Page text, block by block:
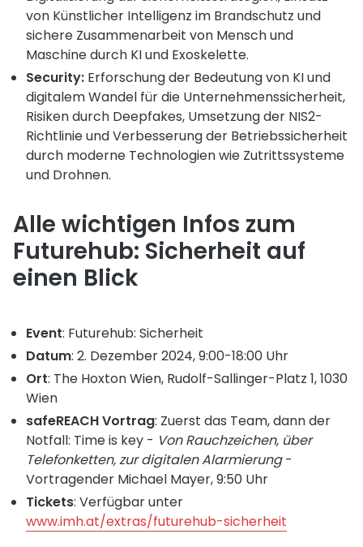
von Künstlicher Intelligenz im Brandschutz und
sichere Zusammenarbeit von Mensch und
Maschine durch KI und Exoskelette.
Security: Erforschung der Bedeutung von KI und
digitalem Wandel für die Unternehmenssicherheit,
Risiken durch Deepfakes, Umsetzung der NIS2-
Richtlinie und Verbesserung der Betriebssicherheit
durch moderne Technologien wie Zutrittssysteme
und Drohnen.
Alle wichtigen Infos zum
Futurehub: Sicherheit auf
einen Blick
Event: Futurehub: Sicherheit
Datum: 2. Dezember 2024, 9:00-18:00 Uhr
Ort: The Hoxton Wien, Rudolf-Sallinger-Platz 1, 1030
Wien
safeREACH Vortrag: Zuerst das Team, dann der
Notfall: Time is key - Von Rauchzeichen, über
Telefonketten, zur digitalen Alarmierung-
Vortragender Michael Mayer, 9:50 Uhr
Tickets: Verfügbar unter
www.imh.at/extras/futurehub-sicherheit